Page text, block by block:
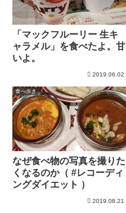
「マックフルーリー 生キ
ャラメル」を食べたよ。甘
いよ。
2019.06.02
食べ歩き
なぜ食べ物の写真を撮りた
くなるのか（ #レコーディ
ングダイエット ）
2019.08.21